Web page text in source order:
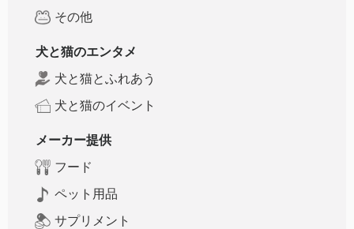
その他
犬と猫のエンタメ
犬と猫とふれあう
犬と猫のイベント
メーカー提供
フード
ペット用品
サプリメント